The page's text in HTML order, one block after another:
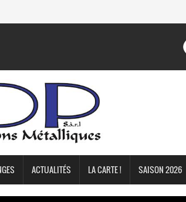
ACTUALITÉS LA CARTE ! SAISON 2026